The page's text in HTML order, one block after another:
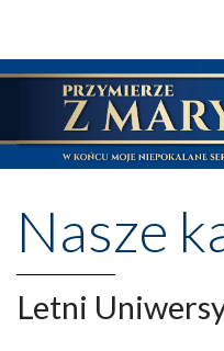
Nasze
Letni